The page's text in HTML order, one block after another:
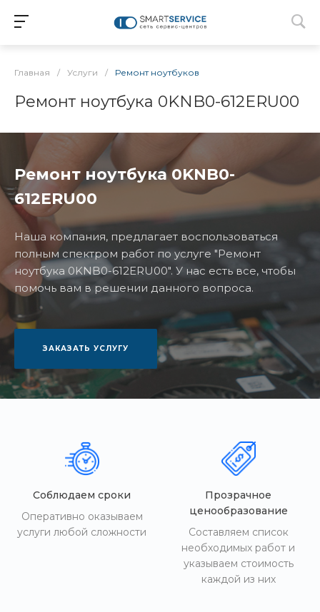
Главная / Услуги / Ремонт ноутбуков
Ремонт ноутбука 0KNB0-612ERU00
Ремонт ноутбука 0KNB0-
612ERU00
Наша компания, предлагает воспользоваться
полным спектром работ по услуге "Ремонт
ноутбука 0KNB0-612ERU00". У нас есть все, чтобы
помочь вам в решении данного вопроса.
ЗАКАЗАТЬ УСЛУГУ
Соблюдаем сроки
Оперативно оказываем
услуги любой сложности
Прозрачное
ценообразование
Составляем список
необходимых работ и
указываем стоимость
каждой из них